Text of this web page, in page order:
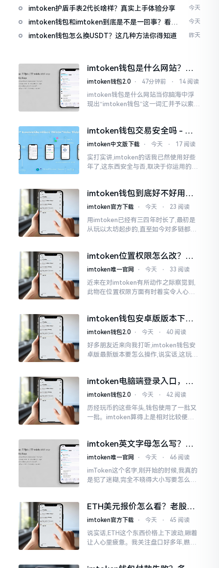
imtoken护盾手表2代长啥样？真实上手体验分享 今天
imtoken钱包和imtoken到底是不是一回事？看完
就懂了
今天
imtoken钱包怎么换USDT？这几种方法你得知道 昨天
imtoken钱包是什么网站？一
文说清楚这玩意
imtoken钱包2.0 ⋅ 47分钟前 ⋅ 14 阅读
imtoken钱包是什么网站当你脑海中浮
现出“imtoken钱包”这一词汇并予以索求
我也曾短暂错愕
imtoken钱包交易安全吗 - 老
用户的一些心里话
imtoken中文版下载 ⋅ 今天 ⋅ 17 阅读
实打实讲,imtoken的话我已然使用好些
年了,这东西安全与否,取决于你运用的方
睹过非常多的人
imtoken钱包到底好不好用？
老玩家说说真实体验
imtoken官方下载 ⋅ 今天 ⋅ 23 阅读
用imtoken已经有三四年时长了,最初是
从玩以太坊起步的,直至如今对多链都有
imtoken位置权限怎么改？手
把手教你搞定
imtoken唯一官网 ⋅ 今天 ⋅ 33 阅读
近来在对imtoken有所动作之际察觉到,
此物在位置权限方面有时着实令人心生
的模样
imtoken钱包安卓版版本下载
安装教程
imtoken钱包2.0 ⋅ 今天 ⋅ 40 阅读
好多朋友近来向我打听,imtoken钱包安
卓版最新版本要怎么操作,说实话,这玩意
0版本
imtoken电脑端登录入口，地
址在这里
imtoken钱包2.0 ⋅ 今天 ⋅ 42 阅读
历经玩币的这些年头,钱包使用了一批又
一批。imtoken算得上是相对比较便于
就得去寻觅电脑端的入口。
imtoken英文字母怎么写？正
确拼写看这里
imtoken唯一官网 ⋅ 今天 ⋅ 46 阅读
imToken这个名字,刚开始的时候,我真的
是犯了迷糊,完全不晓得大小写要怎么去
ETH美元报价怎么看？老股民
手把手教你盯盘
imtoken官方下载 ⋅ 今天 ⋅ 45 阅读
说实话,ETH这个东西价格上下波动,瞅着
让人心里疲惫。我关注盘口好多年,瞧见